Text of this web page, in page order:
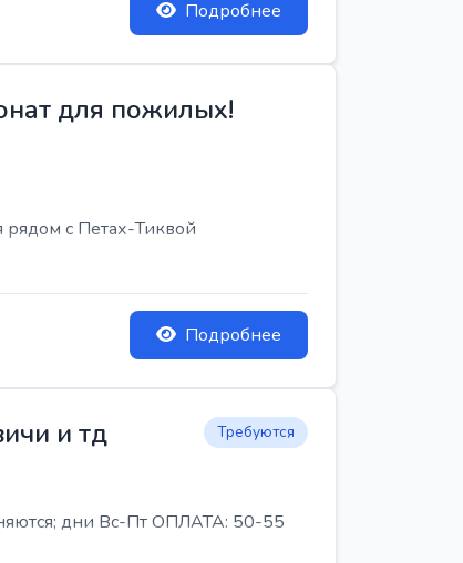
Подробнее
для пожилых!
рядом с Петах-Тиквой
Подробнее
и тд Требуются
дни Вс-Пт ОПЛАТА: 50-55